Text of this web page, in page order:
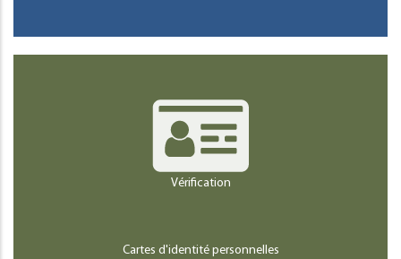
Vérification
Cartes d'identité personnelles